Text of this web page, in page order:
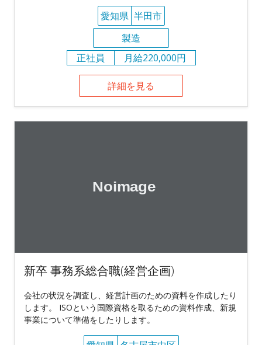
愛知県 半田市
製造
正社員
月給220,000円
詳細を見る
新卒 事務系総合職(経営企画)
会社の状況を調査し、経営計画のための資料を作成したり
します。 ISOという国際資格を取るための資料作成、新規
事業について準備をしたりします。